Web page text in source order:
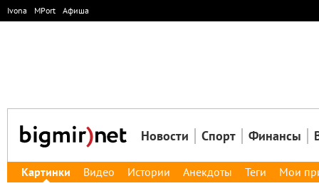
Ivona MPort Афиша
Новости Спорт Финансы
Картинки Видео Истории Анекдоты Теги Мои